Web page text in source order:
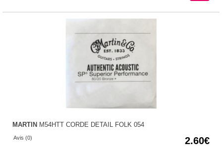
MARTIN M54HTT CORDE DETAIL FOLK 054
Avis (0) 2.60